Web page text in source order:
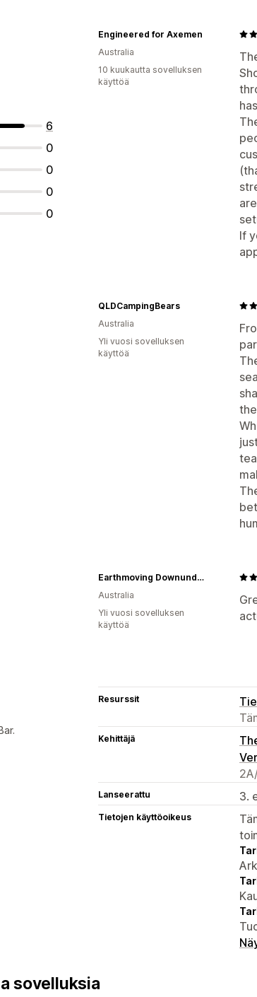
6
0
0
0
0
If
Engineered for Axemen
Australia
10 kuukautta sovelluksen
käyttöä
QLDCampingBears
Australia
Yli vuosi sovelluksen
käyttöä
Earthmoving Downunder
Australia
Yli vuosi sovelluksen
käyttöä
Resurssit
Kehittäjä
Lanseerattu 3.
Tietojen käyttöoikeus
sovelluksia